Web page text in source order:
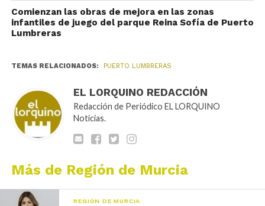
Comienzan las obras de mejora en las zonas
infantiles de juego del parque Reina Sofía de Puerto
Lumbreras
TEMAS RELACIONADOS: PUERTO LUMBRERAS
EL LORQUINO REDACCIÓN
Redacción de Periódico EL LORQUINO
Noticias.
Más de Región de Murcia
REGIÓN DE MURCIA